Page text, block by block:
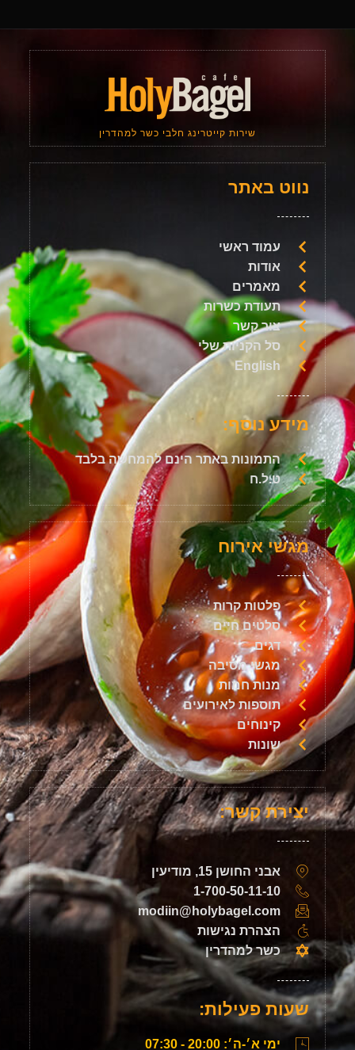
יצירת קשר:
אבני החושן 15, מודיעין
1-700-50-11-10
modiin@holybagel.com
הצהרת נגישות
כשר למהדרין
שעות פעילות:
ימי א׳-ה׳: 20:00 - 07:30
מגשי אירוח
פלטות קרות
סלטים חיים
דגים
מגשי מסיבה
מנות חמות
תוספות לאירועים
קינוחים
שונות
נווט באתר
עמוד ראשי
אודות
מאמרים
תעודת כשרות
צור קשר
סל הקניות שלי
English
מידע נוסף:
התמונות באתר הינם להמחשה בלבד
ט.ל.ח
שירות קייטרינג חלבי כשר למהדרין